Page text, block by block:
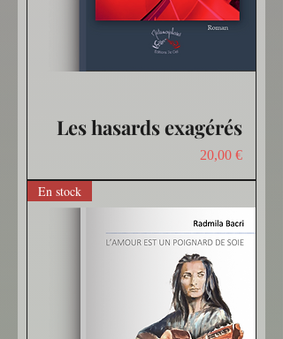
Les hasards exagérés
Prix
20,00 €
En stock